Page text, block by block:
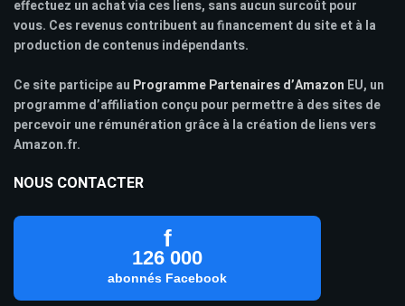
effectuez un achat via ces liens, sans aucun surcoût pour
vous. Ces revenus contribuent au financement du site et à la
production de contenus indépendants.
Ce site participe au Programme Partenaires d’Amazon EU, un
programme d’affiliation conçu pour permettre à des sites de
percevoir une rémunération grâce à la création de liens vers
Amazon.fr.
NOUS CONTACTER
f
126 000
abonnés Facebook